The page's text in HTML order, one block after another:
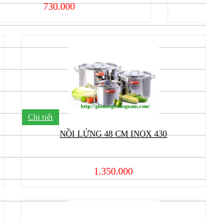
730.000
Chi tiết
NỒI LỬNG 48 CM INOX 430
1.350.000